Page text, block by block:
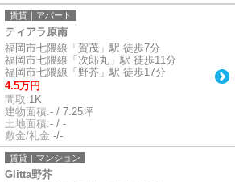
賃貸｜アパート
ティアラ原南
福岡市七隈線「賀茂」駅 徒歩7分
福岡市七隈線「次郎丸」駅 徒歩11分
福岡市七隈線「野芥」駅 徒歩17分
4.5万円
間取:1K
建物面積:- / 7.25坪
土地面積:- / -
敷金/礼金:-/-
賃貸｜マンション
Glitta野芥